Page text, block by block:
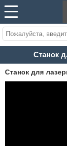
Станок
Станок для